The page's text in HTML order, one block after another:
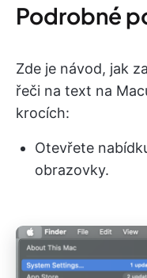
Podrobné
Zde je návod, jak
řeči na text na
krocích:
Otevřete
obrazovky.